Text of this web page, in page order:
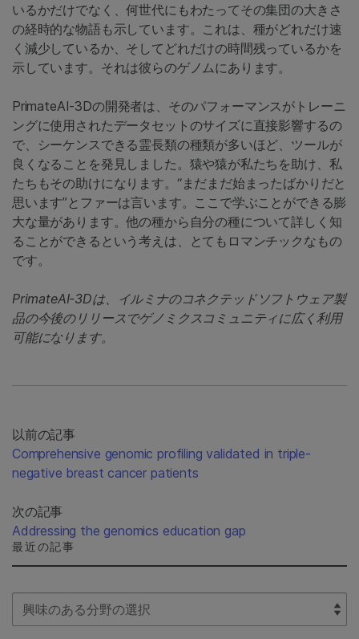
いるかだけでなく、何世代にもわたってその集団の大きさ
の経時的な物語も示しています。これは、種がどれだけ速
く減少しているか、そしてどれだけの時間残っているかを
示しています。それは彼らのゲノムにあります。
PrimateAI-3Dの開発者は、そのパフォーマンスがトレーニ
ングに使用されたデータセットのサイズに直接影響するの
で、シーケンスできる霊長類の種類が多いほど、ツールが
良くなることを発見しました。猿や猿が私たちを助け、私
たちもその助けになります。“まだまだ始まったばかりだと
思います”とファーは言います。ここで学ぶことができる膨
大な量があります。他の種から自分の種について詳しく知
ることができるという考えは、とてもロマンチックなもの
です。
PrimateAI-3Dは、イルミナのコネクテッドソフトウェア製
品の今後のリリースでゲノミクスコミュニティに広く利用
可能になります。
以前の記事
Comprehensive genomic profiling validated in triple-
negative breast cancer patients
次の記事
Addressing the genomics education gap
最近の記事
Select Filter